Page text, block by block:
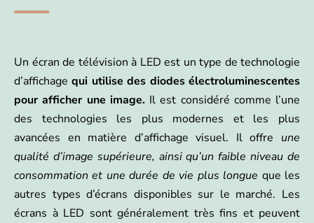
Un écran de télévision à LED est un type de technologie
d’affichage qui utilise des diodes électroluminescentes
pour afficher une image.Il est considéré comme l’une
des technologies les plus modernes et les plus
avancées en matière d’affichage visuel. Il offre une
qualité d’image supérieure, ainsi qu’un faible niveau de
consommation et une durée de vie plus longue que les
autres types d’écrans disponibles sur le marché. Les
écrans à LED sont généralement très fins et peuvent